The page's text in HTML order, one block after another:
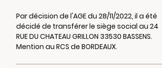
Par décision de l'AGE du 28/11/2022, il a été
décidé de transférer le siège social au 24
RUE DU CHATEAU GRILLON 33530 BASSENS.
Mention au RCS de BORDEAUX.